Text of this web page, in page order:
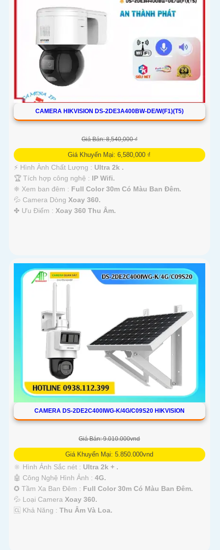
CAMERA HIKVISION DS-2DE3A400BW-DE/W(F1)(T5)
Giá Bán: 8,540,000 ₫
Giá Khuyến Mại: 6,580,000 ₫
️⚡ Hình Ành Chất Lượng : Ultra 2k .
🏆 Tích hợp công nghệ : IP Wifi.
❈ Xem ban đêm : Full Color 30m Có Màu Ban Đêm.
💦 Camera Dòng Xoay 360.
️✤ Ưu Điểm : Xoay 360 Thu Âm.
CAMERA DS-2DE2C400IWG-K/4G/C09S20 HIKVISION
Giá Bán: 9.010.000vnd
Giá Khuyến Mại: 5.850.000vnd
🔆 Hình Ảnh Sắc nét : Ultra 2k + .
🤖️ Công Nghệ Hình Ảnh : 4G.
✪ Tầm Xa Ban Đêm : Full Color 30m Có Màu Ban Ðêm.
💦 Loại Camera Xoay 360.
️🆑 Khả Năng : Thu Âm Và Loa.